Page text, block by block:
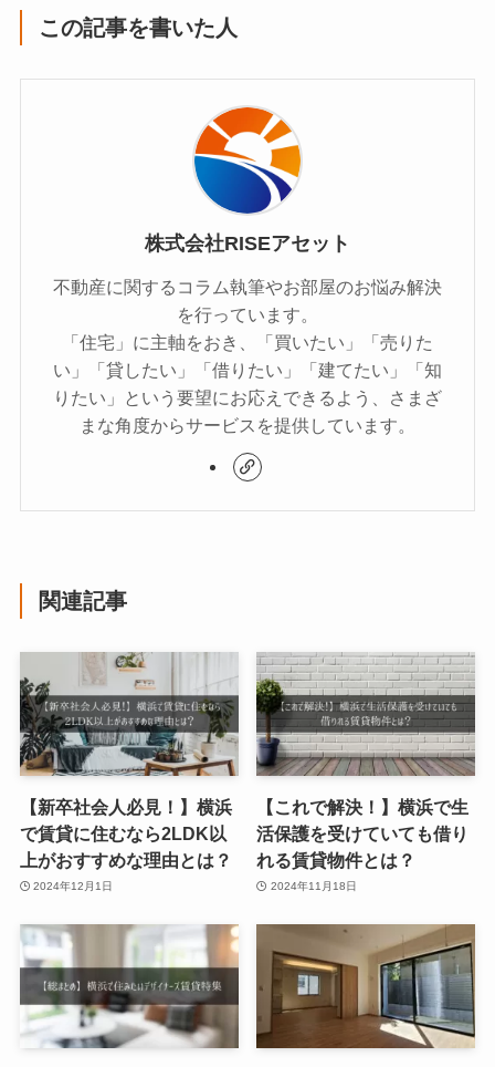
この記事を書いた人
株式会社RISEアセット
不動産に関するコラム執筆やお部屋のお悩み解決
を行っています。
「住宅」に主軸をおき、「買いたい」「売りた
い」「貸したい」「借りたい」「建てたい」「知
りたい」という要望にお応えできるよう、さまざ
まな角度からサービスを提供しています。
関連記事
【新卒社会人必見！】横浜
で賃貸に住むなら2LDK以
上がおすすめな理由とは？
2024年12月1日
【これで解決！】横浜で生
活保護を受けていても借り
れる賃貸物件とは？
2024年11月18日